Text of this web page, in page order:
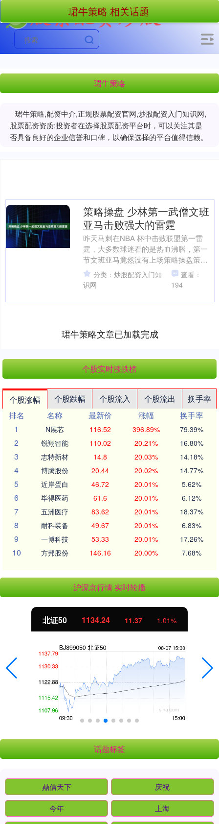
珺牛策略
珺牛策略,配资中介,正规股票配资官网,炒股配资入门知识网,
股票配资资质:投资者在选择股票配资平台时，可以关注其是
否具备良好的企业信誉和口碑，以确保选择的平台值得信赖。
珺牛策略 相关话题
策略操盘 少林第一武僧文班
亚马击败强大的雷霆
昨天马刺在NBA 杯中击败联盟第一雷
霆，大多数球迷看的是热血沸腾，第一
节文班亚马竟然没有上场策略操盘策略
操盘，全场出场也就20分钟多一点，绝
对是击败雷霆的关键人....
分类：炒股配资入门知
识网
查看：
194
珺牛策略文章已加载完成
个股实时涨跌榜
个股涨幅 个股跌幅 个股流入 个股流出
换手率
排名
名称 最新价 涨幅
换手率
1
N展芯 116.52 396.89% 79.39%
2 锐翔智能 110.02 20.21% 16.80%
3 志特新材 14.8 20.03% 14.18%
4 博腾股份 20.44 20.02% 14.77%
5 近岸蛋白 46.72 20.01% 5.62%
6 毕得医药 61.6 20.01% 6.12%
7 五洲医疗 83.62 20.01% 18.37%
8 耐科装备 49.67 20.01% 6.83%
9 一博科技 53.33 20.01% 17.26%
10 方邦股份 146.16 20.00% 7.68%
沪深京行情 实时轮播
北证50 1134.24 11.37 1.01%
话题标签
鼎信天下 庆祝
今年 上海